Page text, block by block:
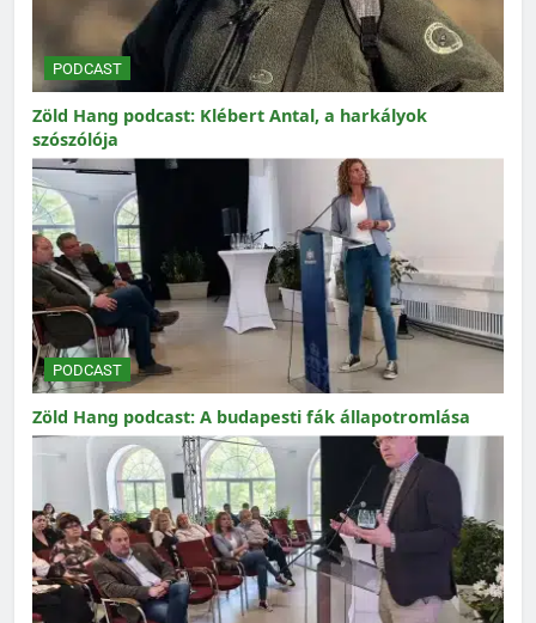
PODCAST
Zöld Hang podcast: Klébert Antal, a harkályok
szószólója
PODCAST
Zöld Hang podcast: A budapesti fák állapotromlása